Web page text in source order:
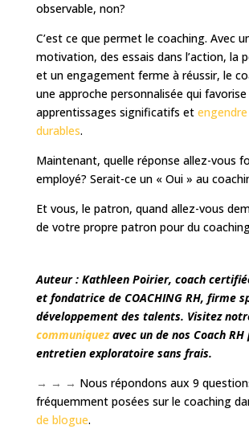
observable, non?
C’est ce que permet le coaching. Avec
motivation, des essais dans l’action, la
et un engagement ferme à réussir, le
une approche personnalisée qui favorise
apprentissages significatifs et
durables.
Maintenant, quelle réponse allez-vous
employé? Serait-ce un « Oui » au
Et vous, le patron, quand allez-vous
de votre propre patron pour du
Auteur : Kathleen Poirier, coach
et fondatrice de COACHING RH, firme
développement des talents. Visitez
communiquezavec un de nos Coach RH
entretien exploratoire sans frais.
→ → → Nous répondons aux 9
fréquemment posées sur le coaching
de blogue.